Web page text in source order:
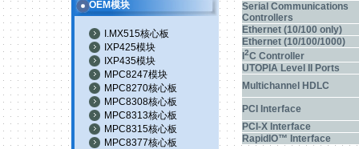
OEM模块
I.MX515核心板
IXP425模块
IXP435模块
MPC8247模块
MPC8270核心板
MPC8308核心板
MPC8313核心板
MPC8315核心板
MPC8377核心板
Serial Communications
Controllers
Ethernet (10/100 only)
Ethernet (10/100/1000)
2C Controller
UTOPIA Level II Ports
Multichannel HDLC
PCI Interface
PCI-X Interface
RapidIO™ Interface